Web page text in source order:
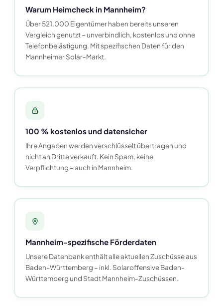
Warum Heimcheck in Mannheim?
Über 521.000 Eigentümer haben bereits unseren
Vergleich genutzt – unverbindlich, kostenlos und ohne
Telefonbelästigung. Mit spezifischen Daten für den
Mannheimer Solar-Markt.
100 % kostenlos und datensicher
Ihre Angaben werden verschlüsselt übertragen und
nicht an Dritte verkauft. Kein Spam, keine
Verpflichtung – auch in Mannheim.
Mannheim-spezifische Förderdaten
Unsere Datenbank enthält alle aktuellen Zuschüsse aus
Baden-Württemberg – inkl. Solaroffensive Baden-
Württemberg und Stadt Mannheim-Zuschüssen.